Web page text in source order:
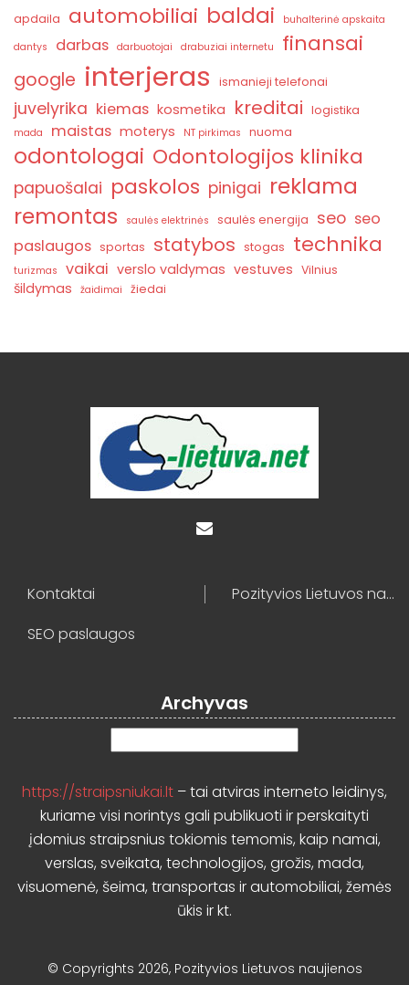
apdaila automobiliai baldai
buhalterinė apskaita
dantys
darbas darbuotojai drabuziai internetu finansai
google interjeras ismanieji telefonai
juvelyrika kiemas kosmetika kreditai logistika
mada maistas moterys NT pirkimas nuoma
odontologai Odontologijos klinika
papuošalai paskolos pinigai reklama
remontas
saulės elektrinės saulės energija seo seo
paslaugos sportas statybos stogas technika
turizmas vaikai verslo valdymas vestuves Vilnius
šildymas žaidimai žiedai
Kontaktai
Pozityvios Lietuvos naujienos
SEO paslaugos
Archyvas
https://straipsniukai.lt – tai atviras interneto leidinys,
kuriame visi norintys gali publikuoti ir perskaityti
įdomius straipsnius tokiomis temomis, kaip namai,
verslas, sveikata, technologijos, grožis, mada,
visuomenė, šeima, transportas ir automobiliai, žemės
ūkis ir kt.
© Copyrights 2026, Pozityvios Lietuvos naujienos